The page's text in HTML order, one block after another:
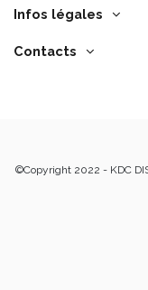
Infos légales
Contacts
©Copyright 2022 - KDC